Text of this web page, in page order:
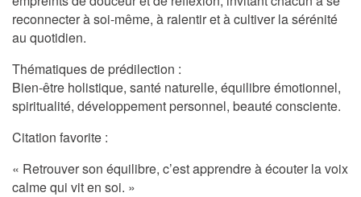
reconnecter à soi-même, à ralentir et à cultiver la sérénité
au quotidien.
Thématiques de prédilection :
Bien-être holistique, santé naturelle, équilibre émotionnel,
spiritualité, développement personnel, beauté consciente.
Citation favorite :
« Retrouver son équilibre, c’est apprendre à écouter la voix
calme qui vit en soi. »